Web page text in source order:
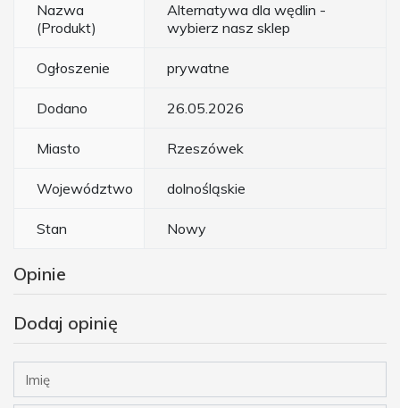
Nazwa
(Produkt)
Alternatywa dla wędlin -
wybierz nasz sklep
Ogłoszenie prywatne
Dodano 26.05.2026
Miasto Rzeszówek
Województwo dolnośląskie
Stan Nowy
Opinie
Dodaj opinię